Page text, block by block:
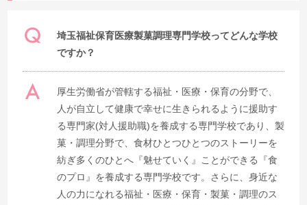
埼玉福祉保育医療製菓調理専門学校ってどんな学校
ですか？
厚生労働省が管轄する福祉・医療・保育の分野で、
人が自立して健康で幸せに生きられるように援助す
る専門家(対人援助職)を養成する専門学校であり、製
菓・調理分野で、食材ひとつひとつのストーリーを
紡ぎ多くのひとへ『魅せていく』ことができる『食
のプロ』を養成する専門学校です。さらに、身近な
人の力になれる福祉・医療・保育・製菓・調理のス